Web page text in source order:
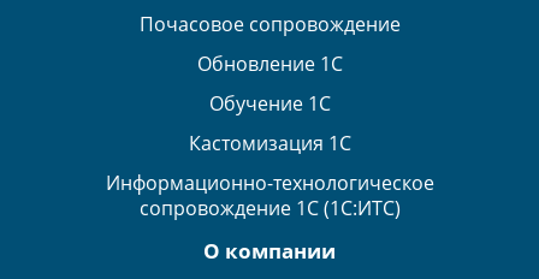
Почасовое сопровождение
Обновление 1С
Обучение 1С
Кастомизация 1С
Информационно-технологическое
сопровождение 1С (1С:ИТС)
О компании